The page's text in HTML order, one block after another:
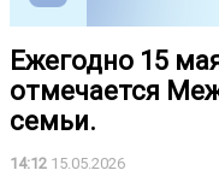
Ежегодно 15
отмечается
семьи.
14:12 15.05.2026